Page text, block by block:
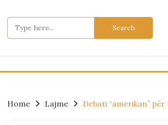
to
content
Home Lajme Debati “amerikan”